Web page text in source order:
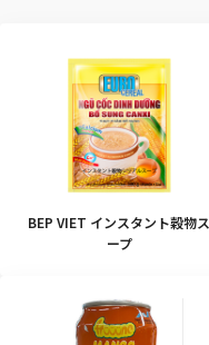
BEP VIET インスタント穀物ス
ープ